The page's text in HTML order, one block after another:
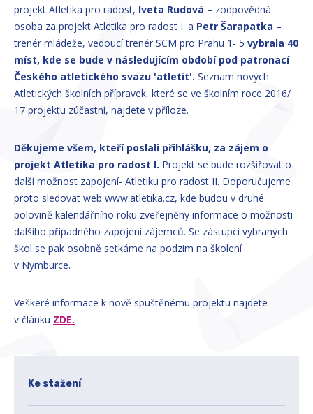
projekt Atletika pro radost, Iveta Rudová – zodpovědná
osoba za projekt Atletika pro radost I. a Petr Šarapatka –
trenér mládeže, vedoucí trenér SCM pro Prahu 1- 5 vybrala 40
míst, kde se bude v následujícím období pod patronací
Českého atletického svazu 'atletit'. Seznam nových
Atletických školních přípravek, které se ve školním roce 2016/
17 projektu zúčastní, najdete v příloze.
Děkujeme všem, kteří poslali přihlášku, za zájem o
projekt Atletika pro radost I. Projekt se bude rozšiřovat o
další možnost zapojení- Atletiku pro radost II. Doporučujeme
proto sledovat web www.atletika.cz, kde budou v druhé
polovině kalendářního roku zveřejněny informace o možnosti
dalšího případného zapojení zájemců. Se zástupci vybraných
škol se pak osobně setkáme na podzim na školení
v Nymburce.
Veškeré informace k nově spuštěnému projektu najdete
v článku ZDE.
Ke stažení